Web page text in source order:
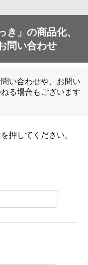
き」の商品化、
問い合わせ
い合わせや、お問い
る場合もございます
押してください。